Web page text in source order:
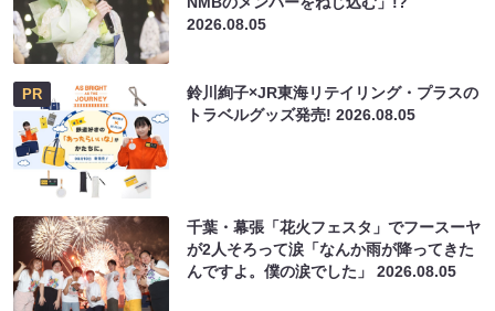
2026.08.05
PR
鈴川絢子×JR東海リテイリング・プラスの
トラベルグッズ発売!2026.08.05
千葉・幕張「花火フェスタ」でフースーヤ
が2人そろって涙「なんか雨が降ってきた
んですよ。僕の涙でした」2026.08.05